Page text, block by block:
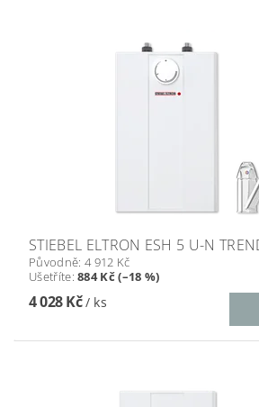
STIEBEL ELTRON ESH 5 U-N
Původně: 4 912 Kč
Ušetříte:884 Kč (–18 %)
4 028 Kč/ ks